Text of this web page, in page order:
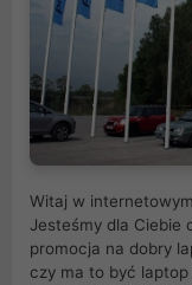
Witaj w
Jesteśmy dla Ciebie
promocja na dobry
czy ma to być